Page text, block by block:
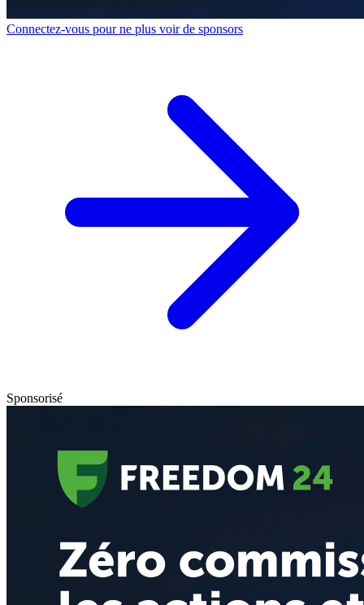
Connectez-vous pour ne plus voir de sponsors
Sponsorisé